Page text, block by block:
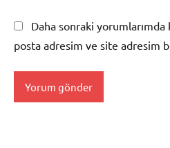
Daha sonraki yorumlarımda
posta adresim ve site adresim